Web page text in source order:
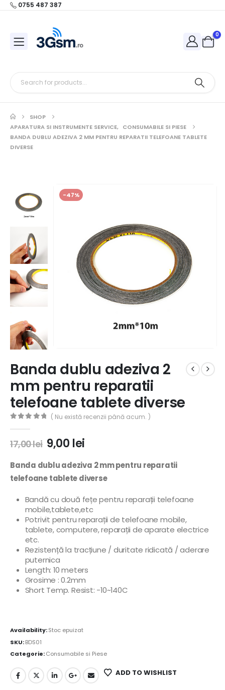
0755 487 387
0
SHOP
APARATURA SI INSTRUMENTE SERVICE, CONSUMABILE SI PIESE
BANDA DUBLU ADEZIVA 2 MM PENTRU REPARATII TELEFOANE TABLETE
DIVERSE
-47%
Banda dublu adeziva 2
mm pentru reparatii
telefoane tablete diverse
( Nu există recenzii până acum. )
17,00lei 9,00 lei
Banda dublu adeziva 2 mm pentru reparatii
telefoane tablete diverse
Bandă cu două fețe pentru reparații telefoane
mobile,tablete,etc
Potrivit pentru reparații de telefoane mobile,
tablete, computere, reparații de aparate electrice
etc.
Rezistență la tracțiune / duritate ridicată / aderare
puternica
Length: 10 meters
Grosime : 0.2mm
Short Temp. Resist: -10~140C
Availability:Stoc epuizat
SKU:BDS01
Categorie:Consumabile si Piese
ADD TO WISHLIST